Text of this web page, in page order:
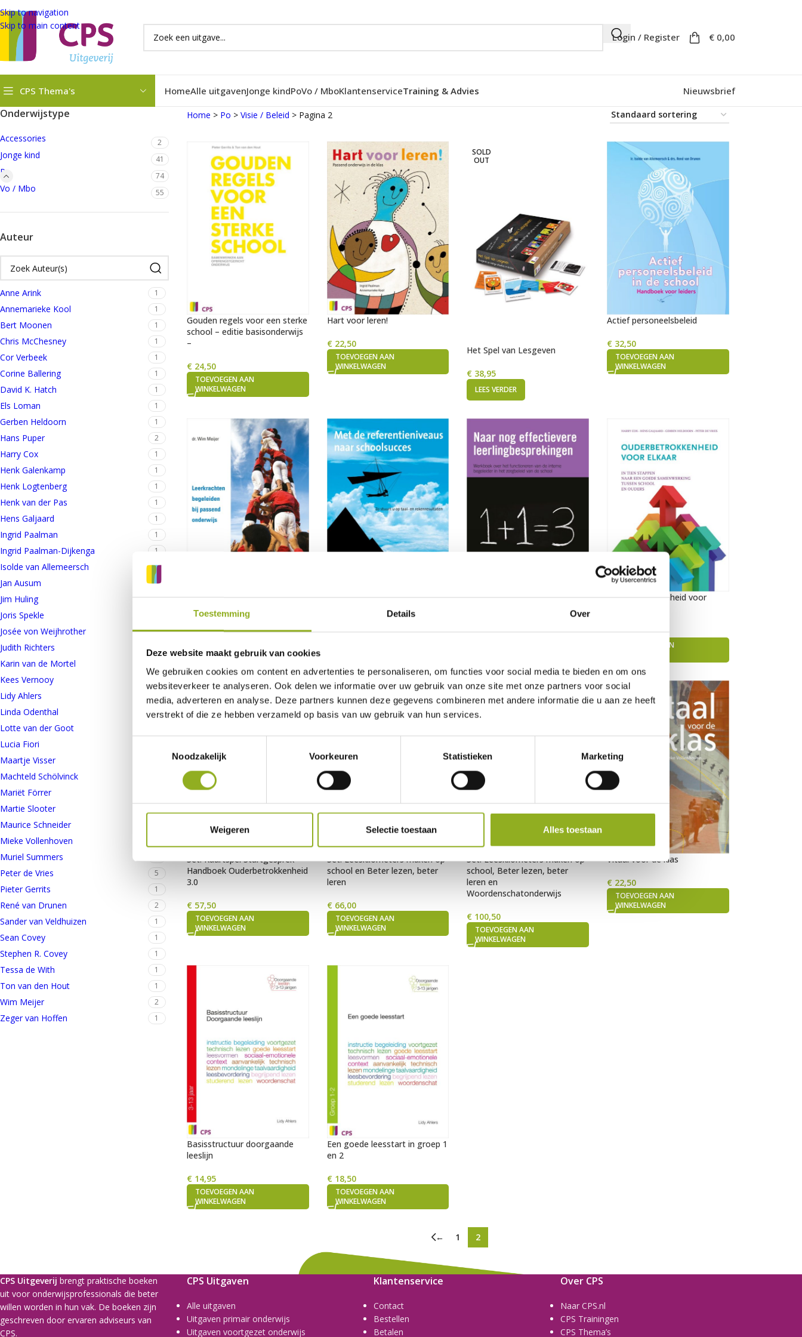
Toestemming Details Over
Deze website maakt gebruik van cookies
We gebruiken cookies om content en advertenties te personaliseren, om functies voor social media te bieden en om ons
websiteverkeer te analyseren. Ook delen we informatie over uw gebruik van onze site met onze partners voor social
media, adverteren en analyse. Deze partners kunnen deze gegevens combineren met andere informatie die u aan ze heeft
verstrekt of die ze hebben verzameld op basis van uw gebruik van hun services.
Noodzakelijk
Voorkeuren Statistieken Marketing
Weigeren Selectie toestaan Alles toestaan
Skip to navigation
Skip to main content
Login / Register € 0,00
CPS Thema's HomeAlle uitgavenJonge kindPoVo / MboKlantenserviceTraining & Advies Nieuwsbrief
Onderwijstype
Accessories 2
Jonge kind 41
Po 74
Vo / Mbo 55
Auteur
Anne Arink 1
Annemarieke Kool 1
Bert Moonen 1
Chris McChesney 1
Cor Verbeek 1
Corine Ballering 1
David K. Hatch 1
Els Loman 1
Gerben Heldoorn 1
Hans Puper 2
Harry Cox 1
Henk Galenkamp 1
Henk Logtenberg 1
Henk van der Pas 1
Hens Galjaard 1
Ingrid Paalman 1
Ingrid Paalman-Dijkenga 1
Isolde van Allemeersch 1
Jan Ausum 1
Jim Huling 1
Joris Spekle
Josée von Weijhrother 1
Judith Richters
Karin van de Mortel
Kees Vernooy
Lidy Ahlers
Linda Odenthal 1
Lotte van der Goot
Lucia Fiori
Maartje Visser
Machteld Schölvinck
Mariët Förrer
Martie Slooter
Maurice Schneider
Mieke Vollenhoven
Muriel Summers
Peter de Vries 5
Pieter Gerrits 1
René van Drunen 2
Sander van Veldhuizen 1
Sean Covey 1
Stephen R. Covey 1
Tessa de With 1
Ton van den Hout 1
Wim Meijer 2
Zeger van Hoffen 1
Home > Po > Visie / Beleid > Pagina 2
Gouden regels voor een sterke
school – editie basisonderwijs
–
€24,50
TOEVOEGEN AAN
WINKELWAGEN
Hart voor leren!
€22,50
TOEVOEGEN AAN
WINKELWAGEN
SOLD
OUT
Het Spel van Lesgeven
€ 38,95
LEES VERDER
Actief personeelsbeleid
€ 32,50
TOEVOEGEN AAN
WINKELWAGEN
Leerkrachten begeleiden bij
passend onderwijs
€24,95
WINKELWAGEN
Met de referentieniveaus naar
€24,50
Naar nog effectievere
€23,50
Ouderbetrokkenheid voor
€24,50
TOEVOEGEN AAN
Set: Kaartspel Startgesprek –
Handboek Ouderbetrokkenheid
3.0
€57,50
TOEVOEGEN AAN
WINKELWAGEN
Set: Leeskilometers maken op
school en Beter lezen, beter
leren
€66,00
TOEVOEGEN AAN
WINKELWAGEN
Set: Leeskilometers maken op
school, Beter lezen, beter
leren en
Woordenschatonderwijs
€ 100,50
TOEVOEGEN AAN
WINKELWAGEN
Vitaal voor de klas
€ 22,50
TOEVOEGEN AAN
WINKELWAGEN
Basisstructuur doorgaande
leeslijn
€14,95
TOEVOEGEN AAN
WINKELWAGEN
Een goede leesstart in groep 1
en 2
€18,50
TOEVOEGEN AAN
WINKELWAGEN
← 1 2
CPS Uitgeverij brengt praktische boeken
uit voor onderwijsprofessionals die beter
willen worden in hun vak. De boeken zijn
geschreven door ervaren adviseurs van
CPS.
CPS Uitgaven
Alle uitgaven
Uitgaven primair onderwijs
Uitgaven voortgezet onderwijs
Klantenservice
Contact
Bestellen
Betalen
Over CPS
Naar CPS.nl
CPS Trainingen
CPS Thema’s